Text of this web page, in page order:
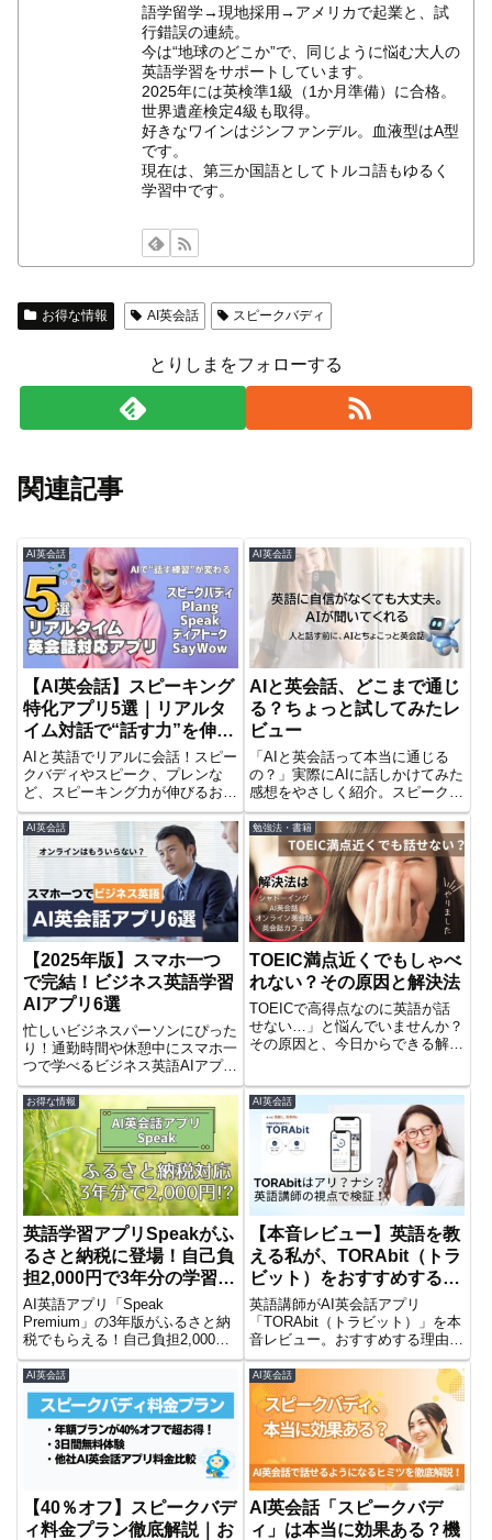
語学留学→現地採用→アメリカで起業と、試
行錯誤の連続。
今は“地球のどこか”で、同じように悩む大人の
英語学習をサポートしています。
2025年には英検準1級（1か月準備）に合格。
世界遺産検定4級も取得。
好きなワインはジンファンデル。血液型はA型
です。
現在は、第三か国語としてトルコ語もゆるく
学習中です。
お得な情報 AI英会話 スピークバディ
とりしまをフォローする
関連記事
AI英会話
【AI英会話】スピーキング
特化アプリ5選｜リアルタ
イム対話で“話す力”を伸ば
す！
AIと英語でリアルに会話！スピー
クバディやスピーク、プレンな
ど、スピーキング力が伸びるおす
すめアプリ5選を比較。無料体験
もあり。
AI英会話
AIと英会話、どこまで通じ
る？ちょっと試してみたレ
ビュー
「AIと英会話って本当に通じる
の？」実際にAIに話しかけてみた
感想をやさしく紹介。スピークバ
ディなどおすすめアプリも掲載。
AI英会話
【2025年版】スマホ一つ
で完結！ビジネス英語学習
AIアプリ6選
忙しいビジネスパーソンにぴった
り！通勤時間や休憩中にスマホ一
つで学べるビジネス英語AIアプリ
6選を紹介。効果的な学習法とお
すすめアプリを徹底解説！
勉強法・書籍
TOEIC満点近くでもしゃべ
れない？その原因と解決法
TOEICで高得点なのに英語が話
せない…」と悩んでいませんか？
その原因と、今日からできる解決
お得な情報
英語学習アプリSpeakがふ
るさと納税に登場！自己負
担2,000円で3年分の学習チ
ャンス
AI英語アプリ「Speak
Premium」の3年版がふるさと納
税でもらえる！自己負担2,000円
で本格的な英会話練習を始めるチ
ャンス。
AI英会話
【本音レビュー】英語を教
える私が、TORAbit（トラ
ビット）をおすすめする理
由・しない理由
英語講師がAI英会話アプリ
「TORAbit（トラビット）」を本
音レビュー。おすすめする理由・
しない理由を分かりやすく解説し
ます。
AI英会話
【40％オフ】スピークバデ
ィ料金プラン徹底解説｜お
AI英会話
AI英会話「スピークバデ
ィ」は本当に効果ある？機